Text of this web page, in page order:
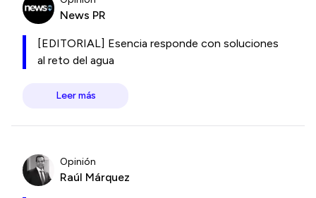
News PR
[EDITORIAL] Esencia responde con soluciones
al reto del agua
Leer más
Opinión
Raúl Márquez